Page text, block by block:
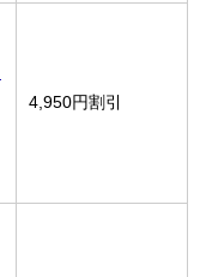
4,950円割引